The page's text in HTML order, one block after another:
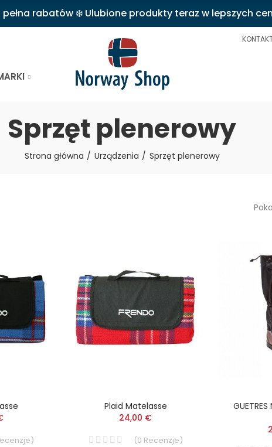
rabatów ❄️ Ulubione produkty teraz w lepszych
Sprzęt plenerowy
Strona główna Urządzenia Sprzęt plenerowy
)
Plaid Matelasse
24,00 €
(0 Recenzje)